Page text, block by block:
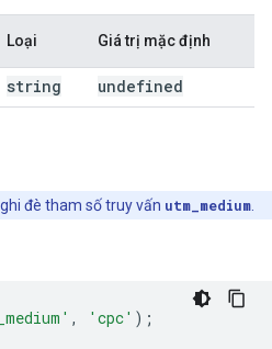
Loại Giá trị mặc định
string undefined
đè tham số truy vấn utm_medium
, 'cpc' );